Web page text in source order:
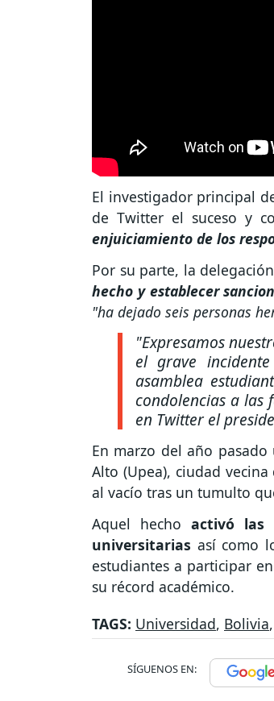
El investigador principal
de Twitter el suceso y
enjuiciamiento de los
Por su parte, la
hecho y establecer
"ha dejado seis personas
"Expresamos
el grave
asamblea
condolencias a las
en Twitter el
En marzo del año
Alto (Upea), ciudad
al vacío tras un tumulto
Aquel hecho activó las
universitarias así como
estudiantes a participar
su récord académico.
TAGS: Universidad, Bolivia,
SÍGUENOS EN: